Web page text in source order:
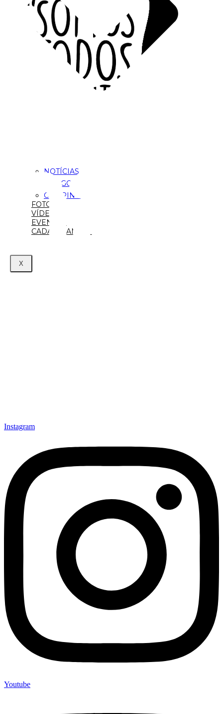
NOTÍCIAS
ARTIGOS
CLIPPING
FOTOS
VÍDEOS
EVENTOS
CADASTRAMENTO
X
Instagram
Youtube